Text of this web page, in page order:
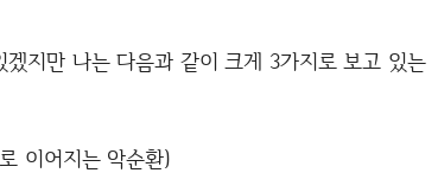
지만 나는 다음과 같이 크게 3가지로 보고 있는
이어지는 악순환)